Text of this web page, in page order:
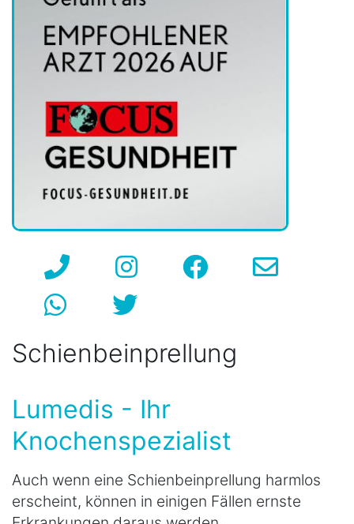
Schienbeinprellung
Lumedis - Ihr
Knochenspezialist
Auch wenn eine Schienbeinprellung harmlos
erscheint, können in einigen Fällen ernste